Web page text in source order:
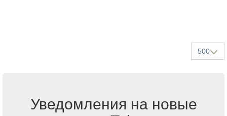
500
Уведомления на новые